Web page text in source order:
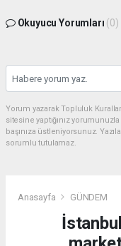
Okuyucu Yorumları (0)
Yorum yazarak Topluluk
sitesine yaptığınız
başınıza üstleniyorsunuz.
sorumlu tutulamaz.
Anasayfa GÜNDEM